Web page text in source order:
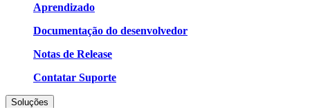
Aprendizado
Documentação do desenvolvedor
Notas de Release
Contatar Suporte
Soluções